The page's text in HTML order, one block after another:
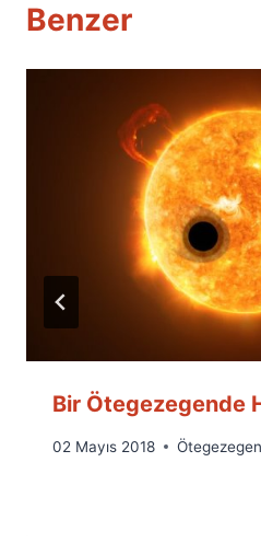
Benzer
Bir Ötegezegende
By
02 Mayıs 2018 Ötegezegen